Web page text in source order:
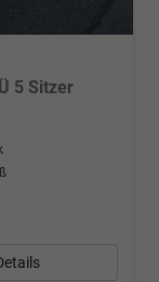
5 Sitzer